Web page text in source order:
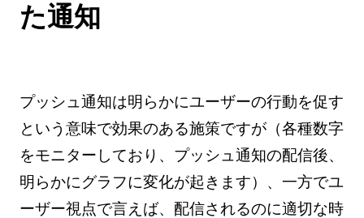
た通知
プッシュ通知は明らかにユーザーの行動を促す
という意味で効果のある施策ですが（各種数字
をモニターしており、プッシュ通知の配信後、
明らかにグラフに変化が起きます）、一方でユ
ーザー視点で言えば、配信されるのに適切な時